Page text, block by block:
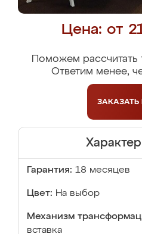
Цена: от
Поможем рассчитать
Ответим менее,
ЗАКАЗАТЬ
Гарантия: 18 месяцев
Цвет: На выбор
Механизм
вставка